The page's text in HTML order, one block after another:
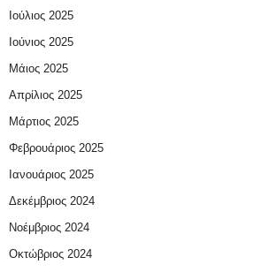
Ιούλιος 2025
Ιούνιος 2025
Μάιος 2025
Απρίλιος 2025
Μάρτιος 2025
Φεβρουάριος 2025
Ιανουάριος 2025
Δεκέμβριος 2024
Νοέμβριος 2024
Οκτώβριος 2024